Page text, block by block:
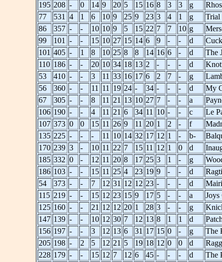
195 208 - 0 14 9 20 5 15 16 8 3 3 g
77
531 4 1 6 10 9 25 9 23 3 4 1 g
Trial
86
357 - - 10 10 9 5 15 22 7 7 10 g
99
101 - - 15 10 27 15 14 6 9 - - d
101 405 - 1 8 10 25 8 8 14 16 6 - d
The
110 186 - - 20 10 34 18 13 2 - - - d
53
410 - - 3 11 33 16 17 6 2 7 - g
56
360 - - 11 11 19 24 - 34 - - - d
My
67
305 - - 8 11 21 13 10 27 7 - - a
106 190 - - 4 11 21 6 34 11 10 - - c
Le
107 373 0 0 15 11 26 9 11 20 1 2 - f
135 225 - - - 11 10 14 32 17 12 1 - b-
170 239 3 - 10 11 22 7 15 11 12 1 0 d
185 332 0 - 12 11 20 8 17 25 3 1 - g
186 103 - - 15 11 25 4 23 19 9 - - d
54
373 - - 7 12 31 12 12 23 - - - d
115 219 - - 15 12 23 15 9 17 5 - - a
Joys
125 160 - - 21 12 12 20 1 28 3 - - g
147 139 - - 10 12 30 7 12 13 8 1 1 d
156 197 - - 3 12 13 6 31 17 15 0 - g
The
205 198 - 2 5 12 21 5 19 18 12 0 0 d
228 179 - - 15 12 7 12 6 45 - - - d
The